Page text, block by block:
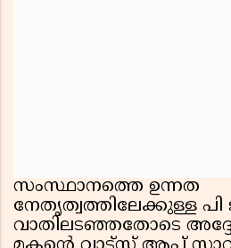
സംസ്ഥാനത്തെ ഉന്നത
നേതൃത്വത്തിലേക്കുള്ള
വാതിലടഞ്ഞതോടെ